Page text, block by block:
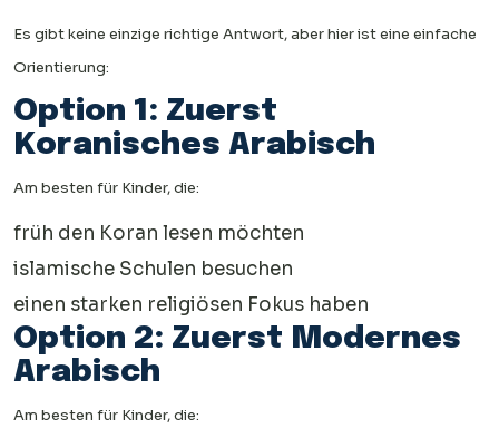
Es gibt keine einzige richtige Antwort, aber hier ist eine einfache
Orientierung:
Option 1: Zuerst
Koranisches Arabisch
Am besten für Kinder, die:
früh den Koran lesen möchten
islamische Schulen besuchen
einen starken religiösen Fokus haben
Option 2: Zuerst Modernes
Arabisch
Am besten für Kinder, die: